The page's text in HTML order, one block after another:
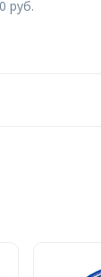
руб.